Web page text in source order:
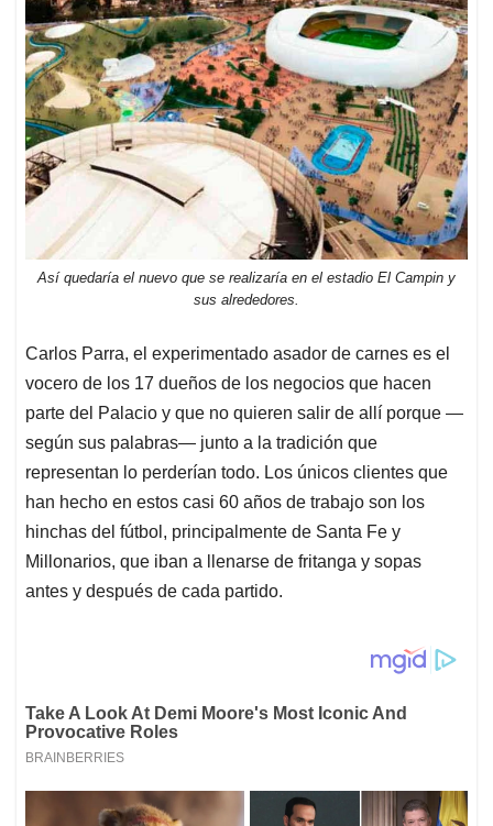
Así quedaría el nuevo que se realizaría en el estadio El Campin y
sus alrededores.
Carlos Parra, el experimentado asador de carnes es el
vocero de los 17 dueños de los negocios que hacen
parte del Palacio y que no quieren salir de allí porque —
según sus palabras— junto a la tradición que
representan lo perderían todo. Los únicos clientes que
han hecho en estos casi 60 años de trabajo son los
hinchas del fútbol, principalmente de Santa Fe y
Millonarios, que iban a llenarse de fritanga y sopas
antes y después de cada partido.